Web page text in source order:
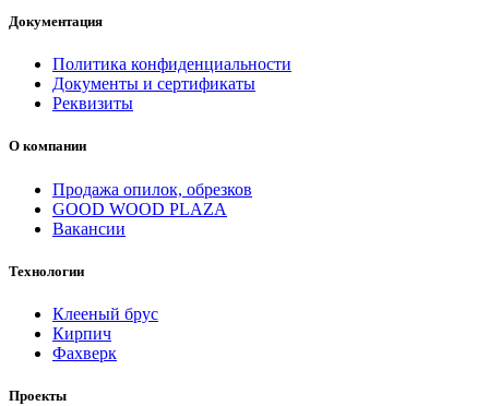
Документация
Политика конфиденциальности
Документы и сертификаты
Реквизиты
О компании
Продажа опилок, обрезков
GOOD WOOD PLAZA
Вакансии
Технологии
Клееный брус
Кирпич
Фахверк
Проекты